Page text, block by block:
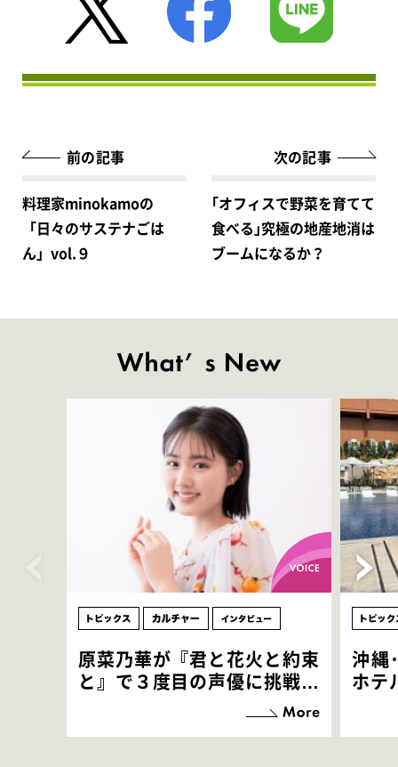
前の記事
料理家minokamoの
「日々のサステナごは
ん」vol.９
次の記事
｢オフィスで野菜を育てて
食べる｣究極の地産地消は
ブームになるか？
原菜乃華が『君と花火と約束
と』で３度目の声優に挑戦！
「お邪魔させてもらっている
感覚ですが､お芝居に没頭で
沖縄
ホテ